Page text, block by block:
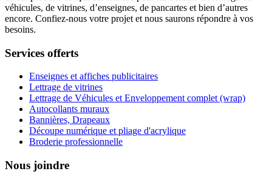
véhicules, de vitrines, d’enseignes, de pancartes et bien d’autres
encore. Confiez-nous votre projet et nous saurons répondre à vos
besoins.
Services offerts
Enseignes et affiches publicitaires
Lettrage de vitrines
Lettrage de Véhicules et Enveloppement complet (wrap)
Autocollants muraux
Bannières, Drapeaux
Découpe numérique et pliage d'acrylique
Broderie professionnelle
Nous joindre